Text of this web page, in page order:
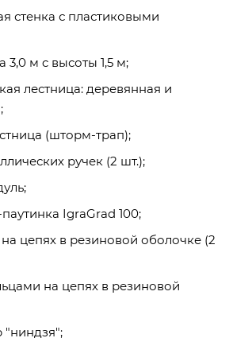
стенка с пластиковыми
3,0 м c высоты 1,5 м;
лестница: деревянная и
(шторм-трап);
ручек (2 шт.);
IgraGrad 100;
цепях в резиновой оболочке (2
на цепях в резиновой
"ниндзя";